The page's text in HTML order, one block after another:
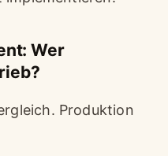
Wer
Produktion